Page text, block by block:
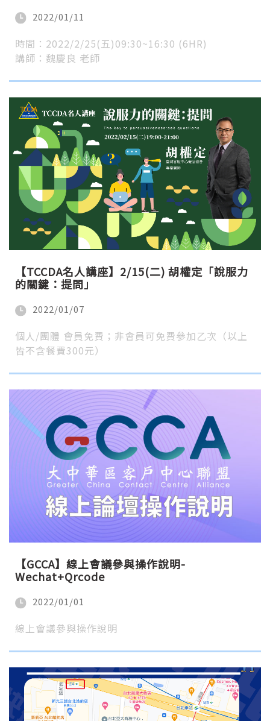
2022/01/11
時間：2022/2/25(五)09:30~16:30 (6HR)
講師：魏慶良 老師
【TCCDA名人講座】2/15(二) 胡權定「說服力
的關鍵：提問」
2022/01/07
個人/團體 會員免費；非會員可免費參加乙次（以上
皆不含餐費300元）
【GCCA】線上會議參與操作說明-
Wechat+Qrcode
2022/01/01
線上會議參與操作說明